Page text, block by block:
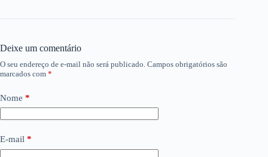
Deixe um comentário
O seu endereço de e-mail não será publicado. Campos obrigatórios são
marcados com *
Nome *
E-mail *